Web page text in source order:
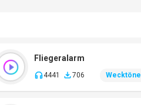
Fliegeralarm
4441 706 Wecktöne